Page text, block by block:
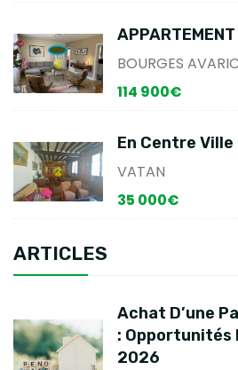
BOURGES
114 900€
En Centre Ville
VATAN
35 000€
ARTICLES
Achat D’une
: Opportunités
2026